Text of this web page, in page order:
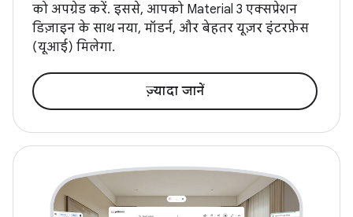
को अपग्रेड करें. इससे, आपको Material 3 एक्सप्रेशन
डिज़ाइन के साथ नया, मॉडर्न, और बेहतर यूज़र इंटरफ़ेस
(यूआई) मिलेगा.
ज़्यादा जानें